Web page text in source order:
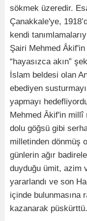
sökmek üzeredir.
Çanakkale'ye,
kendi
Şairi Mehmed
“hayasızca akın”
İslam beldesi olan
ebediyen
yapmayı
Mehmed Âkif'in millî
dolu göğsü gibi
milletinden dönmüş
günlerin ağır
duyduğu ümit, azim
yararlandı ve son
içinde bulunmasına
kazanarak püskürttü.